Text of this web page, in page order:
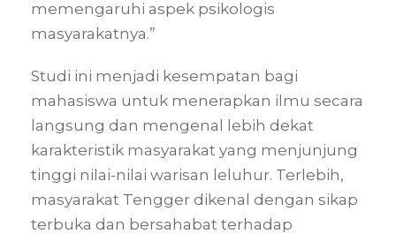
memengaruhi aspek psikologis
masyarakatnya.”
Studi ini menjadi kesempatan bagi
mahasiswa untuk menerapkan ilmu secara
langsung dan mengenal lebih dekat
karakteristik masyarakat yang menjunjung
tinggi nilai-nilai warisan leluhur. Terlebih,
masyarakat Tengger dikenal dengan sikap
terbuka dan bersahabat terhadap